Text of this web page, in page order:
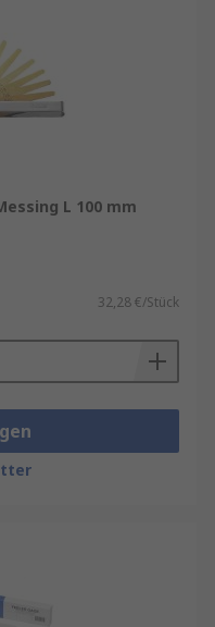
L 100 mm
32,28 €/Stück